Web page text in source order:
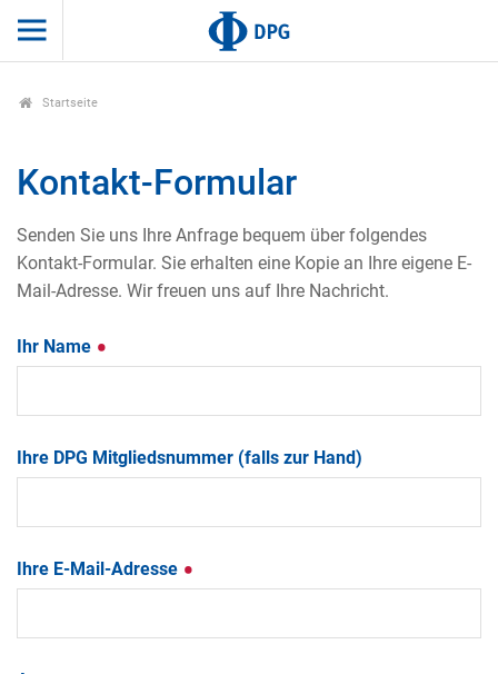
Startseite
Kontakt-Formular
Senden Sie uns Ihre Anfrage bequem über folgendes
Kontakt-Formular. Sie erhalten eine Kopie an Ihre eigene E-
Mail-Adresse. Wir freuen uns auf Ihre Nachricht.
Ihr Name
Ihre DPG Mitgliedsnummer (falls zur Hand)
Ihre E-Mail-Adresse